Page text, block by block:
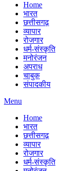
Home
भारत
छत्तीसगढ़
व्यापार
रोजगार
धर्म-संस्कृति
मनोरंजन
अपराध
चाबुक
संपादकीय
Menu
Home
भारत
छत्तीसगढ़
व्यापार
रोजगार
धर्म-संस्कृति